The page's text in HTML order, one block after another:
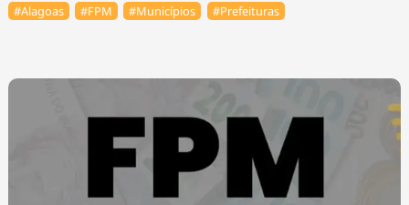
#Alagoas #FPM #Municípios #Prefeituras